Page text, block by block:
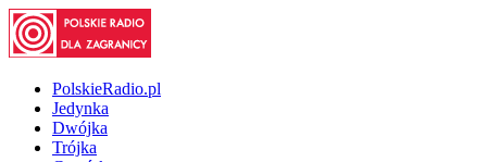
PolskieRadio.pl
Jedynka
Dwójka
Trójka